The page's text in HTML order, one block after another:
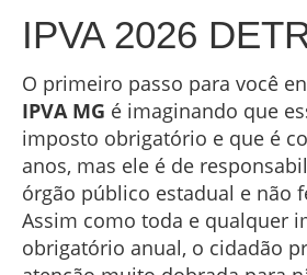
IPVA 2026
O primeiro passo para você
IPVA MG é imaginando que
imposto obrigatório e que é
anos, mas ele é de
órgão público estadual e não
Assim como toda e qualquer
obrigatório anual, o cidadão